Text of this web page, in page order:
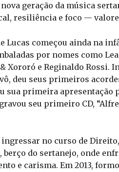
geração da música
resiliência e foco —
Lucas começou ainda na
por nomes como
Xororó e Reginaldo Rossi.
deu seus primeiros
sua primeira apresentação
seu primeiro CD,
no curso de
berço do sertanejo, onde
e carisma. Em 2013,